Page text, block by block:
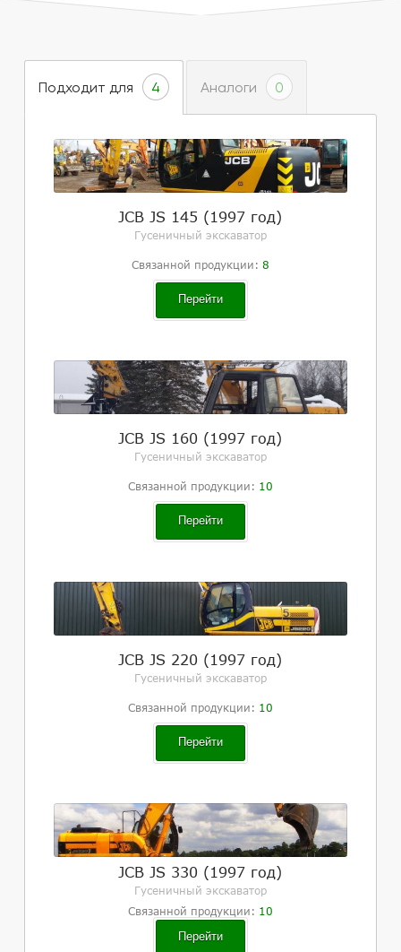
Подходит для 4 Аналоги 0
JCB JS 145 (1997 год)
Гусеничный экскаватор
Связанной продукции: 8
Перейти
JCB JS 160 (1997 год)
Гусеничный экскаватор
Связанной продукции: 10
Перейти
JCB JS 220 (1997 год)
Гусеничный экскаватор
Связанной продукции: 10
Перейти
JCB JS 330 (1997 год)
Гусеничный экскаватор
Связанной продукции: 10
Перейти